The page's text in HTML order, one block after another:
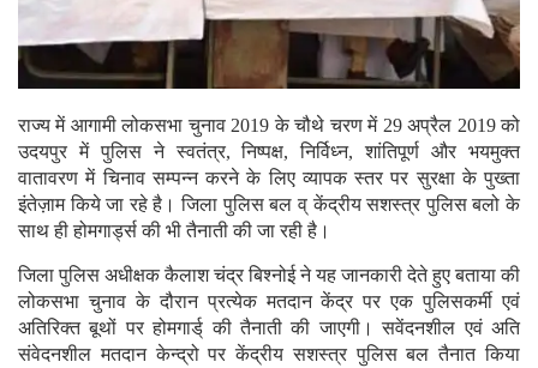
राज्य में आगामी लोकसभा चुनाव 2019 के चौथे चरण में 29 अप्रैल 2019 को
उदयपुर में पुलिस ने स्वतंत्र, निष्पक्ष, निर्विध्न, शांतिपूर्ण और भयमुक्त
वातावरण में चिनाव सम्पन्न करने के लिए व्यापक स्तर पर सुरक्षा के पुख्ता
इंतेज़ाम किये जा रहे है। जिला पुलिस बल व् केंद्रीय सशस्त्र पुलिस बलो के
साथ ही होमगार्ड्स की भी तैनाती की जा रही है।
जिला पुलिस अधीक्षक कैलाश चंद्र बिश्नोई ने यह जानकारी देते हुए बताया की
लोकसभा चुनाव के दौरान प्रत्येक मतदान केंद्र पर एक पुलिसकर्मी एवं
अतिरिक्त बूथों पर होमगार्ड् की तैनाती की जाएगी। सवेंदनशील एवं अति
संवेदनशील मतदान केन्द्रो पर केंद्रीय सशस्त्र पुलिस बल तैनात किया